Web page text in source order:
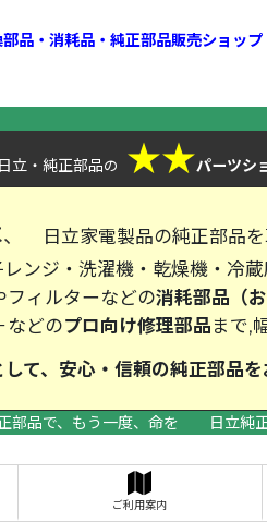
品・消耗品・純正部品販売ショッ
日立・純正部品の ★★パーツシ
、
日立家電製品の純正部品
ンジ・洗濯機・乾燥機・冷
フィルターなどの消耗部品（
などのプロ向け修理部品 まで,
して、安心・信頼
部品で、もう一度、命を 日立純
ご利用案内